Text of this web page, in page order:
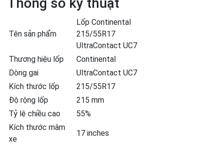
Tên sản phẩm
Lốp Continental
215/55R17
UltraContact UC7
Thương hiệu lốp
Continental
Dòng gai
UltraContact UC7
Kích thước lốp
215/55R17
Độ rộng lốp
215 mm
Tỷ lệ chiều cao
55%
Kích thước mâm
xe
17 inches